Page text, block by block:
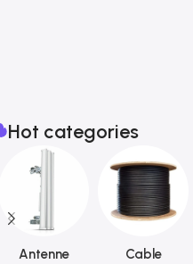
Hot categories
Antenne
Cable